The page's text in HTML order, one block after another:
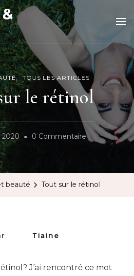
TOUS LES ARTICLES
le rétinol
2020 0 CommentaireSur
beauté Tout sur le rétinol
Tiaine
J’ai rencontré ce mot